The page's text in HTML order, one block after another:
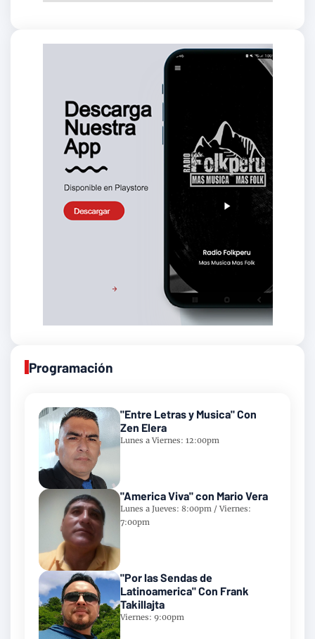
Programación
"Entre Letras y Musica" Con
Zen Elera
Lunes a Viernes: 12:00pm
"America Viva" con Mario Vera
Lunes a Jueves: 8:00pm / Viernes:
7:00pm
"Por las Sendas de
Latinoamerica" Con Frank
Takillajta
Viernes: 9:00pm